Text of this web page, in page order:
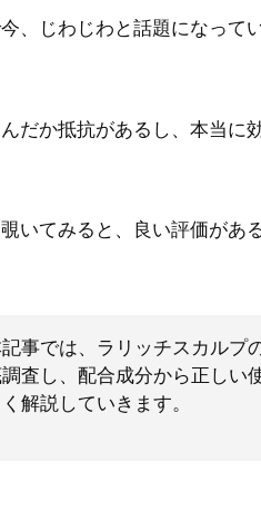
、じわじわと話題になって
だか抵抗があるし、本当に
いてみると、良い評価があ
事では、ラリッチスカルプ
調査し、配合成分から正しい
く解説していきます。